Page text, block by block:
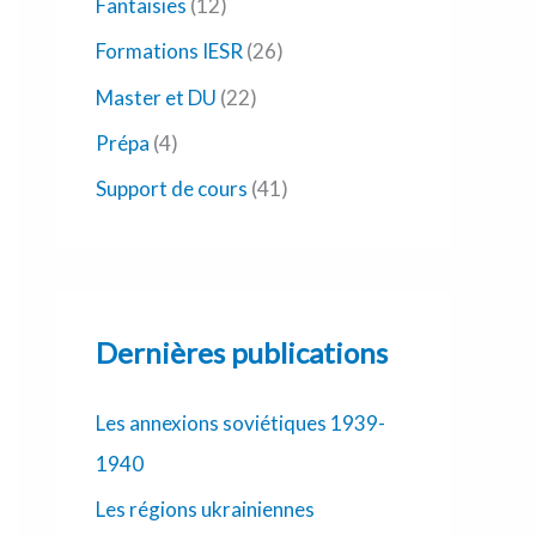
Fantaisies (12)
Formations IESR(26)
Master et DU (22)
Prépa (4)
Support de cours (41)
Dernières publications
Les annexions soviétiques 1939-
1940
Les régions ukrainiennes